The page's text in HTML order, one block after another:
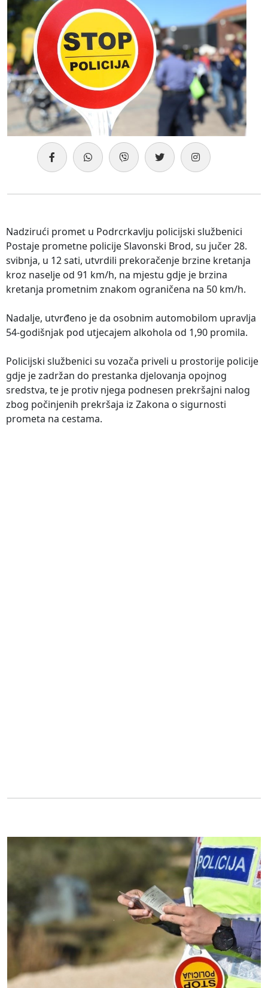
Nadzirući promet u Podrcrkavlju policijski službenici
Postaje prometne policije Slavonski Brod, su jučer 28.
svibnja, u 12 sati, utvrdili prekoračenje brzine kretanja
kroz naselje od 91 km/h, na mjestu gdje je brzina
kretanja prometnim znakom ograničena na 50 km/h.
Nadalje, utvrđeno je da osobnim automobilom upravlja
54-godišnjak pod utjecajem alkohola od 1,90 promila.
Policijski službenici su vozača priveli u prostorije policije
gdje je zadržan do prestanka djelovanja opojnog
sredstva, te je protiv njega podnesen prekršajni nalog
zbog počinjenih prekršaja iz Zakona o sigurnosti
prometa na cestama.